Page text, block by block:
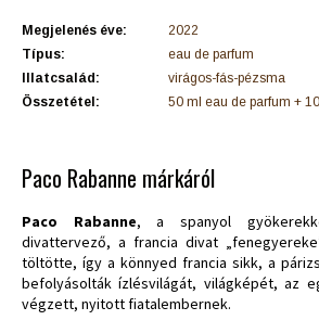
Megjelenés éve:
2022
Típus:
eau de parfum
Illatcsalád:
virágos-fás-pézsma
Összetétel:
50 ml eau de parfum +
Paco Rabanne márkáról
Paco Rabanne, a spanyol
divattervező, a francia divat
töltötte, így a könnyed francia sikk, a
befolyásolták ízlésvilágát, világképét, az
végzett, nyitott fiatalembernek.